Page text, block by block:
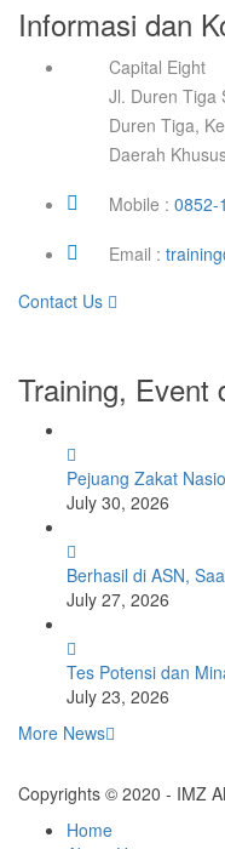
Informasi dan
Capital Eight
Jl. Duren Tiga
Duren Tiga,
Daerah
Mobile : 0852-
Email :
Contact Us
Training, Event
Pejuang Zakat
July 30, 2026
Berhasil di ASN,
July 27, 2026
Tes Potensi dan
July 23, 2026
More News
Copyrights © 2020 - IMZ
Home